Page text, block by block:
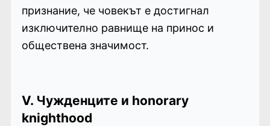
признание, че човекът е достигнал
изключително равнище на принос и
обществена значимост.
V. Чужденците и honorary
knighthood